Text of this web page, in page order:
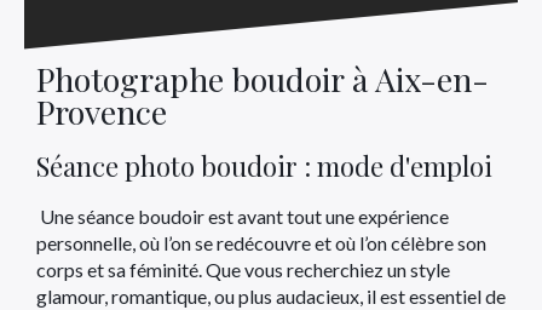
Photographe boudoir à Aix-en-
Provence
Séance photo boudoir : mode d'emploi
Une séance boudoir est avant tout une expérience
personnelle, où l’on se redécouvre et où l’on célèbre son
corps et sa féminité. Que vous recherchiez un style
glamour, romantique, ou plus audacieux, il est essentiel de